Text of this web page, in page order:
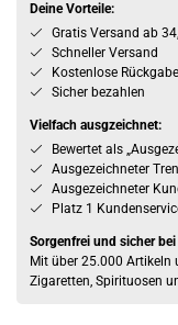
Deine Vorteile:
Gratis Versand ab
Schneller Versand
Kostenlose Rückgabe
Sicher bezahlen
Vielfach ausgzeichnet:
Bewertet als
Ausgezeichneter
Ausgezeichneter
Platz 1
Sorgenfrei und sicher
Mit über 25.000 Artikeln
Zigaretten, Spirituosen